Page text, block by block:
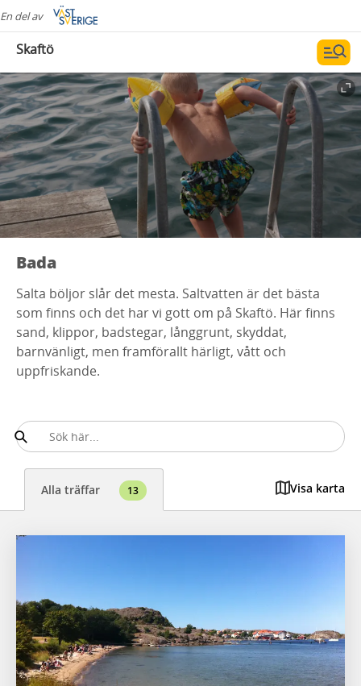
En del av
Skaftö
Bada
Salta böljor slår det mesta. Saltvatten är det bästa
som finns och det har vi gott om på Skaftö. Här finns
sand, klippor, badstegar, långgrunt, skyddat,
barnvänligt, men framförallt härligt, vått och
uppfriskande.
Alla träffar 13 Visa karta